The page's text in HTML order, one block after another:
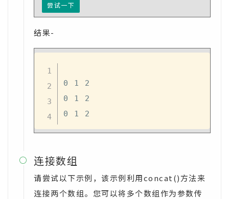
尝试一下
结果-
0 1 2
0 1 2
 连接数组
请尝试以下示例，该示例利用concat()方法来
连接两个数组。您可以将多个数组作为参数传